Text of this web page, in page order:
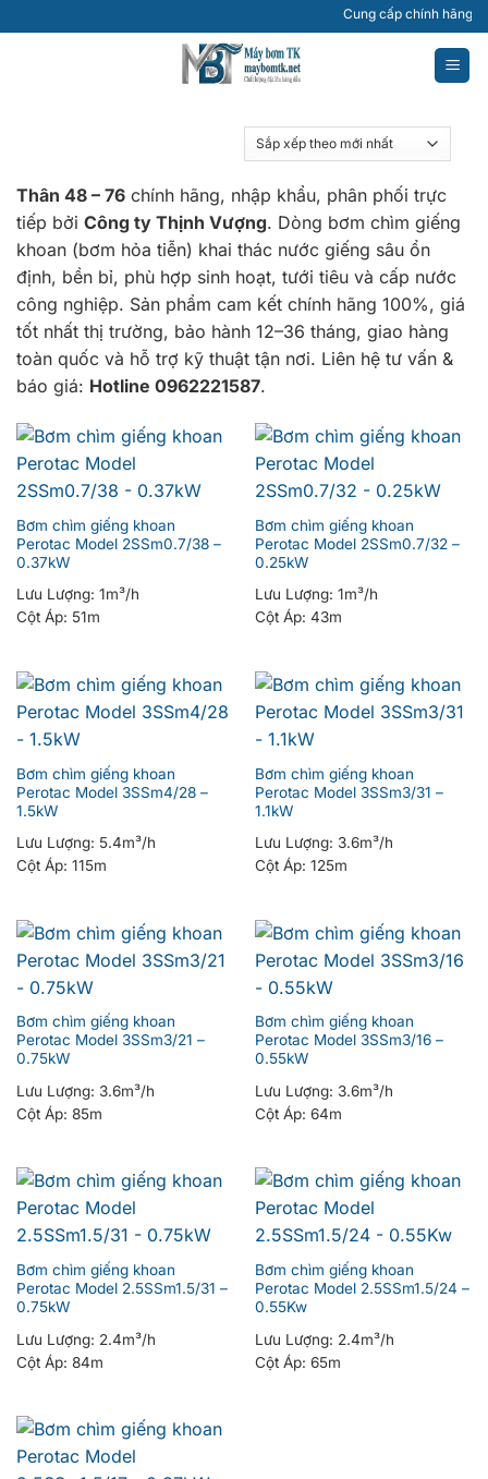
qua
Cung cấp chính hãng
Thân 48 – 76 chính hãng, nhập khẩu, phân phối trực
tiếp bởi Công ty Thịnh Vượng. Dòng bơm chìm giếng
khoan (bơm hỏa tiễn) khai thác nước giếng sâu ổn
định, bền bỉ, phù hợp sinh hoạt, tưới tiêu và cấp nước
công nghiệp. Sản phẩm cam kết chính hãng 100%, giá
tốt nhất thị trường, bảo hành 12–36 tháng, giao hàng
toàn quốc và hỗ trợ kỹ thuật tận nơi. Liên hệ tư vấn &
báo giá: Hotline 0962221587.
Bơm chìm giếng khoan
Perotac Model 2SSm0.7/38 –
0.37kW
Lưu Lượng: 1m³/h
Cột Áp: 51m
Bơm chìm giếng khoan
Perotac Model 2SSm0.7/32 –
0.25kW
Lưu Lượng: 1m³/h
Cột Áp: 43m
Bơm chìm giếng khoan
Perotac Model 3SSm4/28 –
1.5kW
Lưu Lượng: 5.4m³/h
Cột Áp: 115m
Bơm chìm giếng khoan
Perotac Model 3SSm3/31 –
1.1kW
Lưu Lượng: 3.6m³/h
Cột Áp: 125m
Bơm chìm giếng khoan
Perotac Model 3SSm3/21 –
0.75kW
Lưu Lượng: 3.6m³/h
Cột Áp: 85m
Bơm chìm giếng khoan
Perotac Model 3SSm3/16 –
0.55kW
Lưu Lượng: 3.6m³/h
Cột Áp: 64m
Bơm chìm giếng khoan
Perotac Model 2.5SSm1.5/31 –
0.75kW
Lưu Lượng: 2.4m³/h
Cột Áp: 84m
Bơm chìm giếng khoan
Perotac Model 2.5SSm1.5/24 –
0.55Kw
Lưu Lượng: 2.4m³/h
Cột Áp: 65m